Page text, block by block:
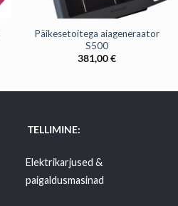
Päikesetoitega aiageneraator
S500
381,00€
TELLIMINE:
Elektrikarjused &
paigaldusmasinad